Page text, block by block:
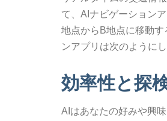
て、AIナビゲーション
地点からB地点に移動
ンアプリは次のように
効率性と探
AIはあなたの好みや興